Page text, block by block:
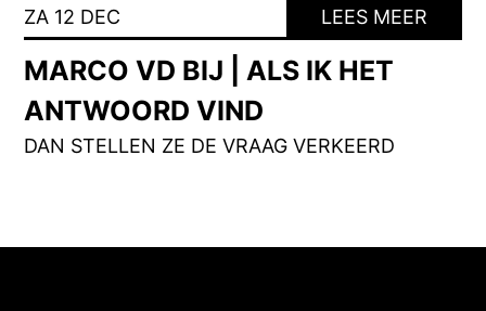
ZA 12 DEC LEES MEER
MARCO VD BIJ | ALS IK HET
ANTWOORD VIND
DAN STELLEN ZE DE VRAAG VERKEERD